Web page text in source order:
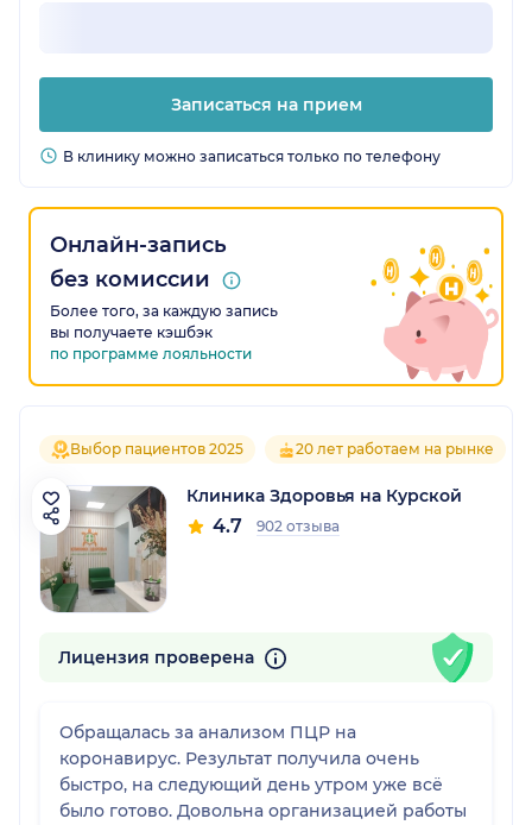
Записаться на прием
В клинику можно записаться только по телефону
Онлайн-запись
без комиссии
Более того, за каждую запись
вы получаете кэшбэк
по программе лояльности
Выбор пациентов 2025 20 лет работаем на рынке
Клиника Здоровья на Курской
4.7 902 отзыва
Лицензия проверена
Обращалась за анализом ПЦР на
коронавирус. Результат получила очень
быстро, на следующий день утром уже всё
было готово. Довольна организацией работы